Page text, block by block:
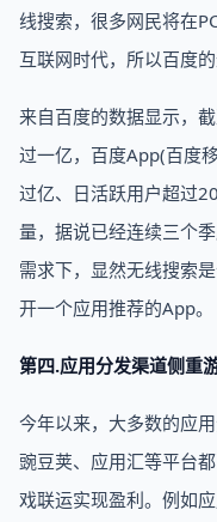
线搜索，很多网民将在
互联网时代，所以百度
来自百度的数据显示，
过一亿，百度App(百度
过亿、日活跃用户超过
量，据说已经连续三个
需求下，显然无线搜索
开一个应用推荐的App。
第四.应用分发渠道侧重
今年以来，大多数的应
豌豆荚、应用汇等平台
戏联运实现盈利。例如